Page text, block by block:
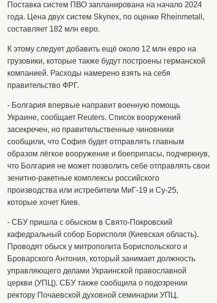
Поставка систем ПВО запланирована на начало 2024
года. Цена двух систем Skynex, по оценке Rheinmetall,
составляет 182 млн евро.
К этому следует добавить ещё около 12 млн евро на
грузовики, которые также будут построены германской
компанией. Расходы намерено взять на себя
правительство ФРГ.
- Болгария впервые направит военную помощь
Украине, сообщает Reuters. Список вооружений
засекречен, но правительственные чиновники
сообщили, что София будет отправлять главным
образом лёгкое вооружение и боеприпасы, подчеркнув,
что Болгария не может позволить себе отправлять свои
зенитно-ракетные комплексы российского
производства или истребители МиГ-19 и Су-25,
которые хочет Киев.
- СБУ пришла с обыском в Свято-Покровский
кафедральный собор Борисполя (Киевская область).
Проводят обыск у митрополита Бориспольского и
Броварского Антония, который занимает должность
управляющего делами Украинской православной
церкви (УПЦ). СБУ также сообщила о подозрении
ректору Почаевской духовной семинарии УПЦ.